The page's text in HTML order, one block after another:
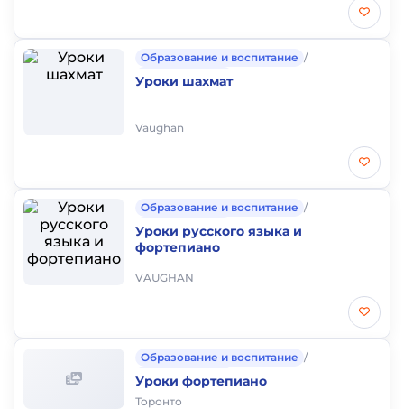
Образование и воспитание /
Частные уроки
Уроки шахмат
Vaughan
Образование и воспитание /
Частные уроки
Уроки русского языка и
фортепиано
VAUGHAN
Образование и воспитание /
Частные уроки
Уроки фортепиано
Торонто